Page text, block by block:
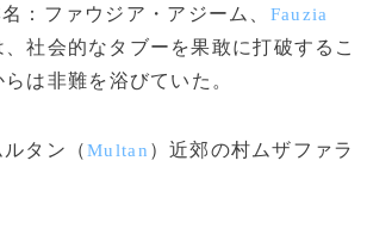
名：ファウジア・アジーム、 Fauzia
社会的なタブーを果敢に打破するこ
は非難を浴びていた。
ルタン（Multan ）近郊の村ムザファラ